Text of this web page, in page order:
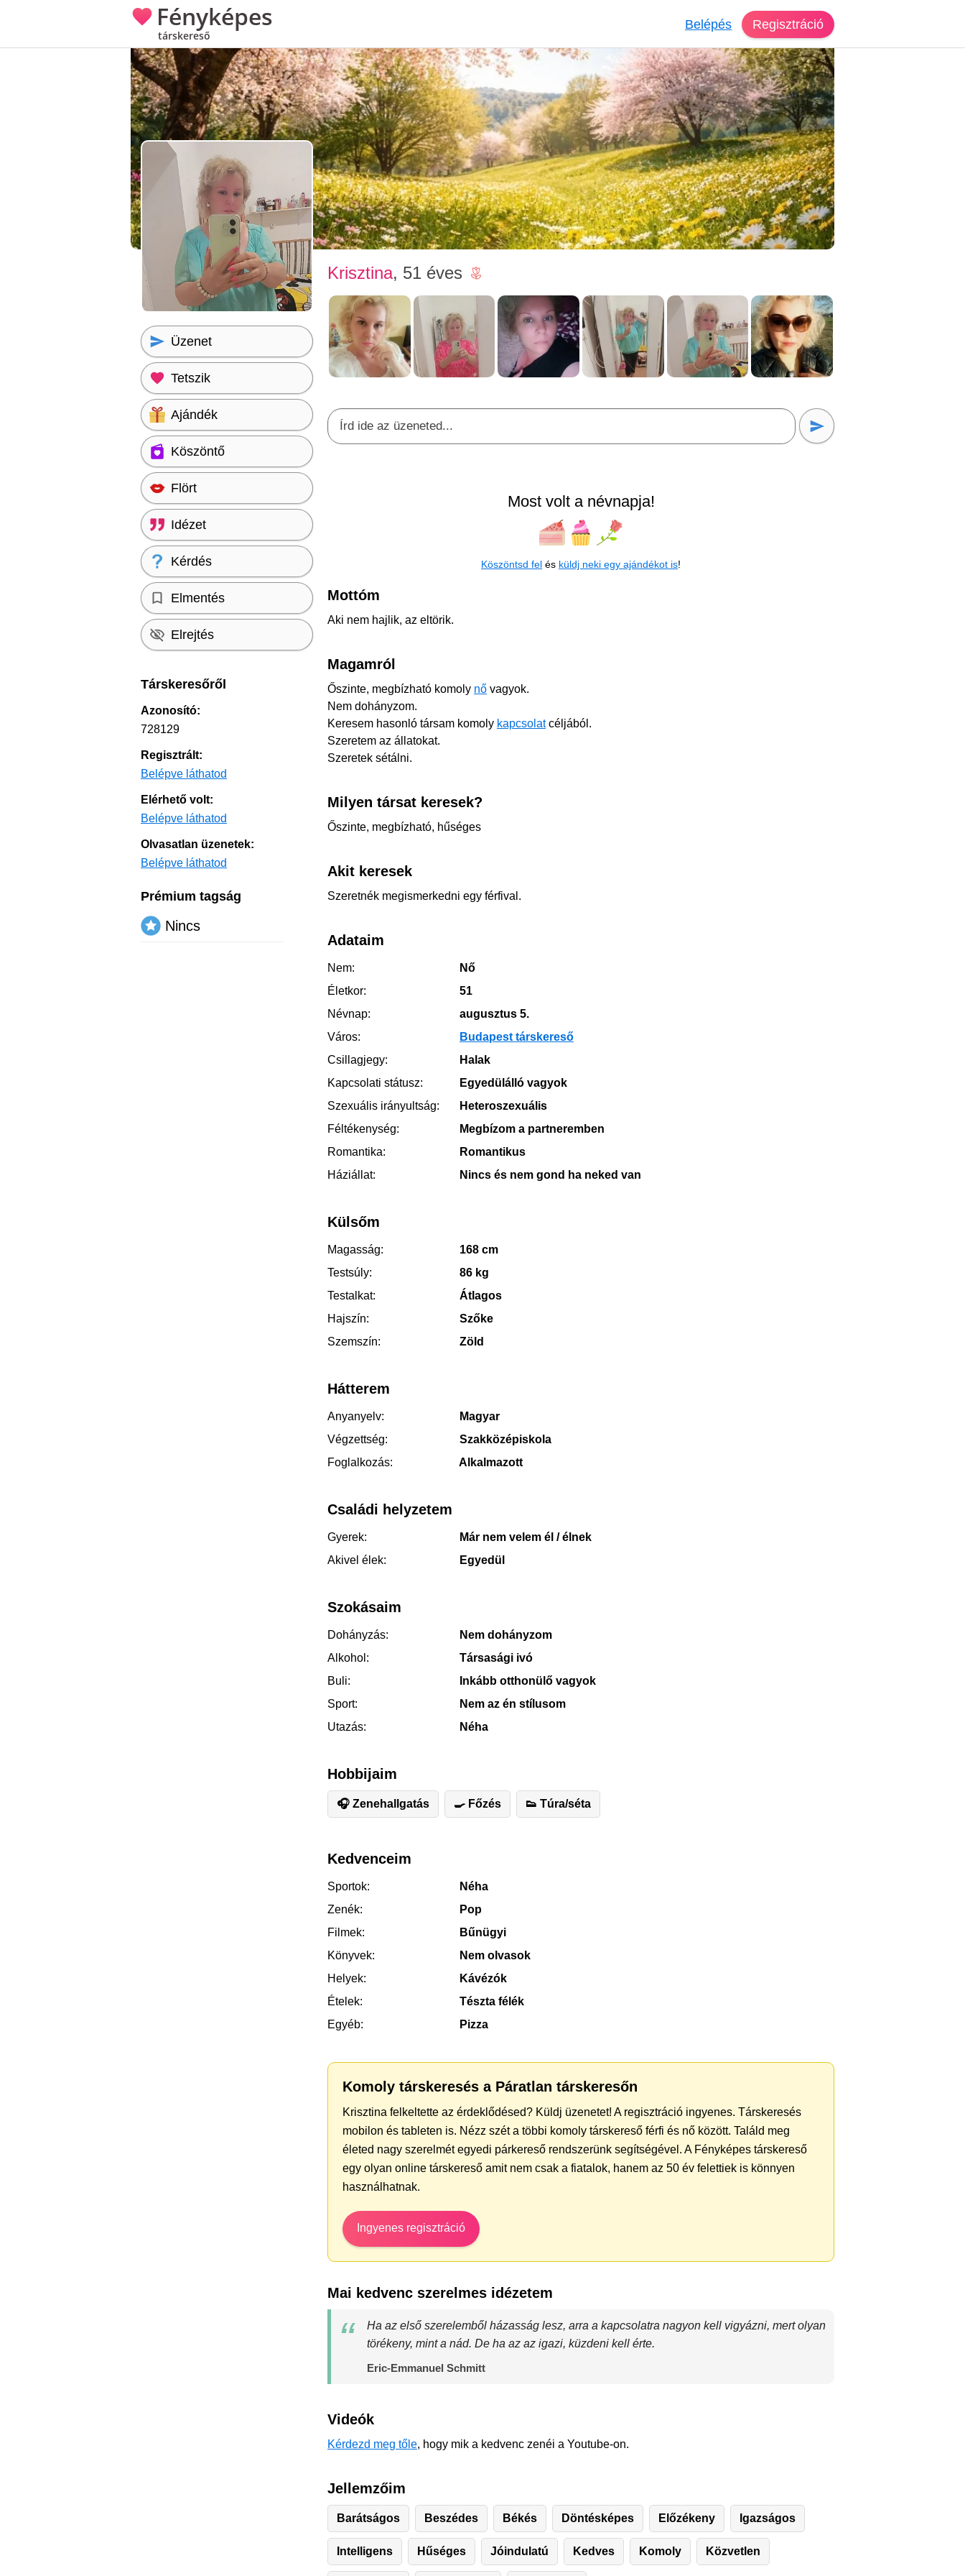
Fényképes
társkereső
Belépés Regisztráció
Társkereső Budapest
Krisztina, 51 éves, nő
Krisztina, 51 éves
Most volt a névnapja!
Köszöntsd fel és küldj neki egy ajándékot is!
Mottóm
Aki nem hajlik, az eltörik.
Magamról
Őszinte, megbízható komoly nő vagyok.
Nem dohányzom.
Keresem hasonló társam komoly kapcsolatcéljából.
Szeretem az állatokat.
Szeretek sétálni.
Milyen társat keresek?
Őszinte, megbízható, hűséges
Akit keresek
Szeretnék megismerkedni egy férfival.
Adataim
Nem:
Nő
Életkor:
51
Névnap:
augusztus 5.
Város:
Budapest társkereső
Csillagjegy:
Halak
Kapcsolati státusz:
Egyedülálló vagyok
Szexuális irányultság:
Heteroszexuális
Féltékenység:
Megbízom a partneremben
Romantika:
Romantikus
Háziállat:
Nincs és nem gond ha neked van
Külsőm
Magasság:
168 cm
Testsúly:
86 kg
Testalkat:
Átlagos
Hajszín:
Szőke
Szemszín:
Zöld
Hátterem
Anyanyelv:
Magyar
Végzettség:
Szakközépiskola
Foglalkozás:
Alkalmazott
Családi helyzetem
Gyerek:
Már nem velem él / élnek
Akivel élek:
Egyedül
Szokásaim
Dohányzás:
Nem dohányzom
Alkohol:
Társasági ivó
Buli:
Inkább otthonülő vagyok
Sport:
Nem az én stílusom
Utazás:
Néha
Hobbijaim
🎧 Zenehallgatás 🍳 Főzés 👟 Túra/séta
Kedvenceim
Sportok:
Néha
Zenék:
Pop
Filmek:
Bűnügyi
Könyvek:
Nem olvasok
Helyek:
Kávézók
Ételek:
Tészta félék
Egyéb:
Pizza
Komoly társkeresés a Páratlan társkeresőn
Krisztina felkeltette az érdeklődésed? Küldj üzenetet! A regisztráció ingyenes. Társkeresés
mobilon és tableten is. Nézz szét a többi komoly társkereső férfi és nő között. Találd meg
életed nagy szerelmét egyedi párkereső rendszerünk segítségével. A Fényképes társkereső
egy olyan online társkereső amit nem csak a fiatalok, hanem az 50 év felettiek is könnyen
használhatnak.
Ingyenes regisztráció
Mai kedvenc szerelmes idézetem
Ha az első szerelemből házasság lesz, arra a kapcsolatra nagyon kell vigyázni, mert olyan
törékeny, mint a nád. De ha az az igazi, küzdeni kell érte.
Eric-Emmanuel Schmitt
Videók
Kérdezd meg tőle, hogy mik a kedvenc zenéi a Youtube-on.
Jellemzőim
Barátságos Beszédes Békés Döntésképes Előzékeny Igazságos
Intelligens Hűséges Jóindulatú Kedves Komoly Közvetlen
Üzenet
Tetszik
Ajándék
Köszöntő
Flört
Idézet
Kérdés
Elmentés
Elrejtés
Társkeresőről
Azonosító:
728129
Regisztrált:
Belépve láthatod
Elérhető volt:
Belépve láthatod
Olvasatlan üzenetek:
Belépve láthatod
Prémium tagság
Nincs